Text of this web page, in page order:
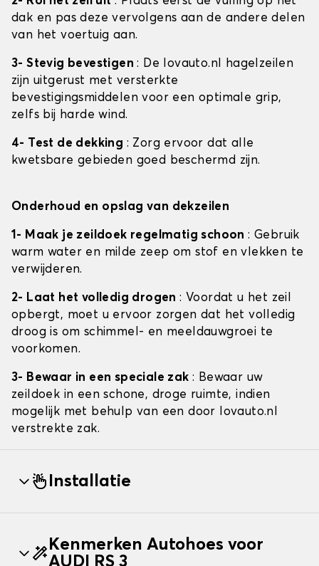
dak en pas deze vervolgens aan de andere delen
van het voertuig aan.
3- Stevig bevestigen: De lovauto.nl hagelzeilen
zijn uitgerust met versterkte
bevestigingsmiddelen voor een optimale grip,
zelfs bij harde wind.
4- Test de dekking : Zorg ervoor dat alle
kwetsbare gebieden goed beschermd zijn.
Onderhoud en opslag van dekzeilen
1- Maak je zeildoek regelmatig schoon: Gebruik
warm water en milde zeep om stof en vlekken te
verwijderen.
2- Laat het volledig drogen: Voordat u het zeil
opbergt, moet u ervoor zorgen dat het volledig
droog is om schimmel- en meeldauwgroei te
voorkomen.
3- Bewaar in een speciale zak : Bewaar uw
zeildoek in een schone, droge ruimte, indien
mogelijk met behulp van een door lovauto.nl
verstrekte zak.
Installatie
Kenmerken Autohoes voor
AUDI RS 3